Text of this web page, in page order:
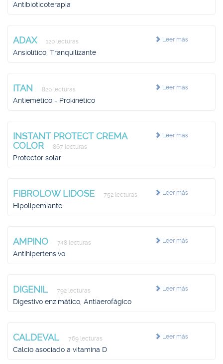
Antibioticoterapia
Leer más
ADAX 120 lecturas
Ansiolítico, Tranquilizante
Leer más
ITAN 820 lecturas
Antiemético - Prokinético
Leer más
INSTANT PROTECT CREMA
COLOR
867 lecturas
Protector solar
Leer más
FIBROLOW LIDOSE 752 lecturas
Hipolipemiante
Leer más
AMPINO 748 lecturas
Antihipertensivo
Leer más
DIGENIL 792 lecturas
Digestivo enzimático, Antiaerofágico
Leer más
CALDEVAL 769 lecturas
Calcio asociado a vitamina D